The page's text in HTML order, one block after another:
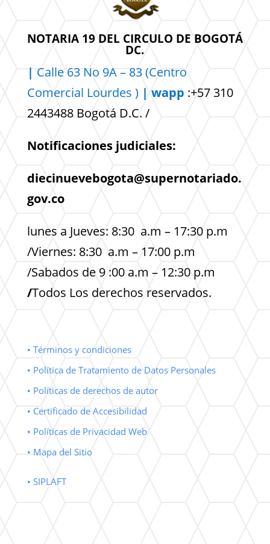
NOTARIA 19 DEL CIRCULO DE BOGOTÁ
DC.
| Calle 63 No 9A – 83 (Centro
Comercial Lourdes ) | wapp :+57 310
2443488 Bogotá D.C. /
Notificaciones judiciales:
diecinuevebogota@supernotariado.
gov.co
lunes a Jueves: 8:30 a.m – 17:30 p.m
/Viernes: 8:30 a.m – 17:00 p.m
/Sabados de 9 :00 a.m – 12:30 p.m
/Todos Los derechos reservados.
• Términos y condiciones
• Política de Tratamiento de Datos Personales
• Políticas de derechos de autor
• Certificado de Accesibilidad
• Políticas de Privacidad Web
• Mapa del Sitio
• SIPLAFT